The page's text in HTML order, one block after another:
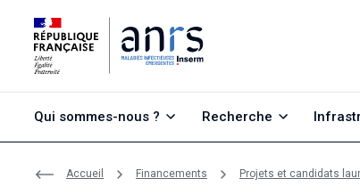
Qui sommes-nous ? Recherche
Accueil Financements Projets et candidats